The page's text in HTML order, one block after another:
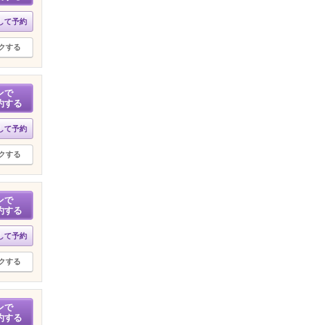
て予約
する
で
する
て予約
する
で
する
て予約
する
で
する